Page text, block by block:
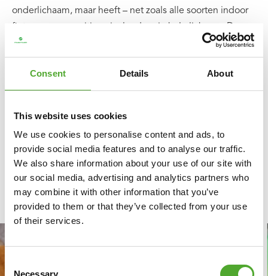
Consent Details About
This website uses cookies
We use cookies to personalise content and ads, to
provide social media features and to analyse our traffic.
We also share information about your use of our site with
our social media, advertising and analytics partners who
may combine it with other information that you’ve
provided to them or that they’ve collected from your use
of their services.
Necessary
onderlichaam, maar heeft – net zoals alle soorten indoor
recumbent bike is uitstekend geschikt als je moet
revalideren of rug- of knieklachten hebt.
BLOGS